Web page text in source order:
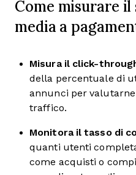
Come misurare il
media a
Misura il click-
della percentuale di
annunci per
traffico.
Monitora il tasso di
quanti utenti
come acquisti o